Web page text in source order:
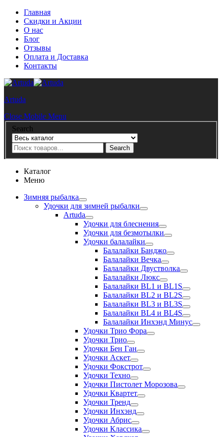
Главная
Скидки и Акции
О нас
Блог
Отзывы
Оплата и Доставка
Контакты
Artuda
Close Mobile Menu
Search
Search
Каталог
Меню
Зимняя рыбалка
Удочки для зимней рыбалки
Artuda
Удочки для блеснения
Удочки для безмотылки
Удочки балалайки
Балалайки Банджо
Балалайки Вечка
Балалайки Двустволка
Балалайки Люкс
Балалайки BL1 и BL1S
Балалайки BL2 и BL2S
Балалайки BL3 и BL3S
Балалайки BL4 и BL4S
Балалайки Инхэнд Минус
Удочки Трио Фора
Удочки Трио
Удочки Бен Ган
Удочки Аскет
Удочки Фокстрот
Удочки Техно
Удочки Пистолет Морозова
Удочки Квартет
Удочки Тренд
Удочки Инхэнд
Удочки Абрис
Удочки Классика